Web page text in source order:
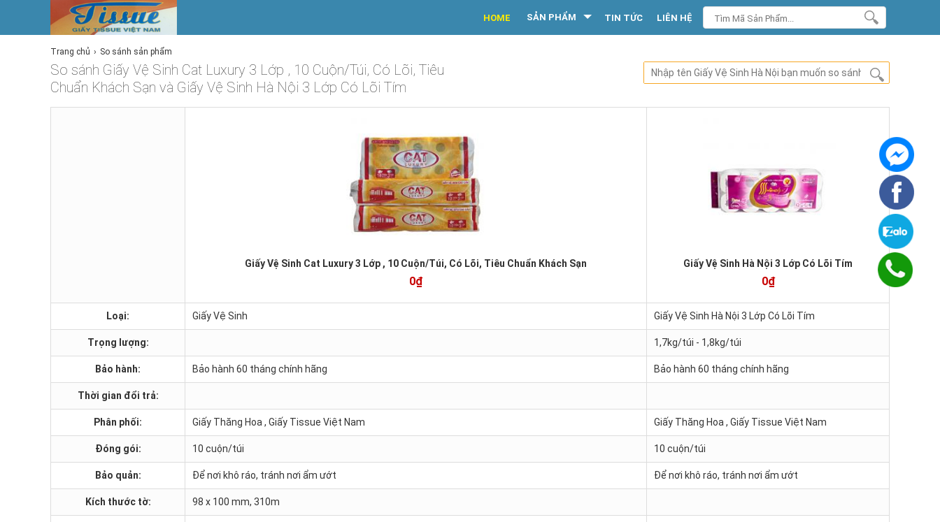
HOME SẢN PHẨM TIN TỨC LIÊN HỆ
Trang chủ So sánh sản phẩm
So sánh Giấy Vệ Sinh Cat Luxury 3 Lớp , 10 Cuộn/Túi, Có Lõi, Tiêu
Chuẩn Khách Sạn và Giấy Vệ Sinh Hà Nội 3 Lớp Có Lõi Tím
Giấy Vệ Sinh Cat Luxury 3 Lớp , 10 Cuộn/Túi, Có Lõi, Tiêu Chuẩn Khách Sạn
0₫
Giấy Vệ Sinh Hà Nội 3 Lớp Có Lõi Tím
0₫
Loại: Giấy Vệ Sinh Giấy Vệ Sinh Hà Nội 3 Lớp Có Lõi Tím
Trọng lượng: 1,7kg/túi - 1,8kg/túi
Bảo hành: Bảo hành 60 tháng chính hãng Bảo hành 60 tháng chính hãng
Thời gian đổi trả:
Phân phối: Giấy Thăng Hoa , Giấy Tissue Việt Nam Giấy Thăng Hoa , Giấy Tissue Việt Nam
Đóng gói: 10 cuộn/túi 10 cuộn/túi
Bảo quản: Để nơi khô ráo, tránh nơi ẩm ướt Để nơi khô ráo, tránh nơi ẩm ướt
Kích thước tờ: 98 x 100 mm, 310m